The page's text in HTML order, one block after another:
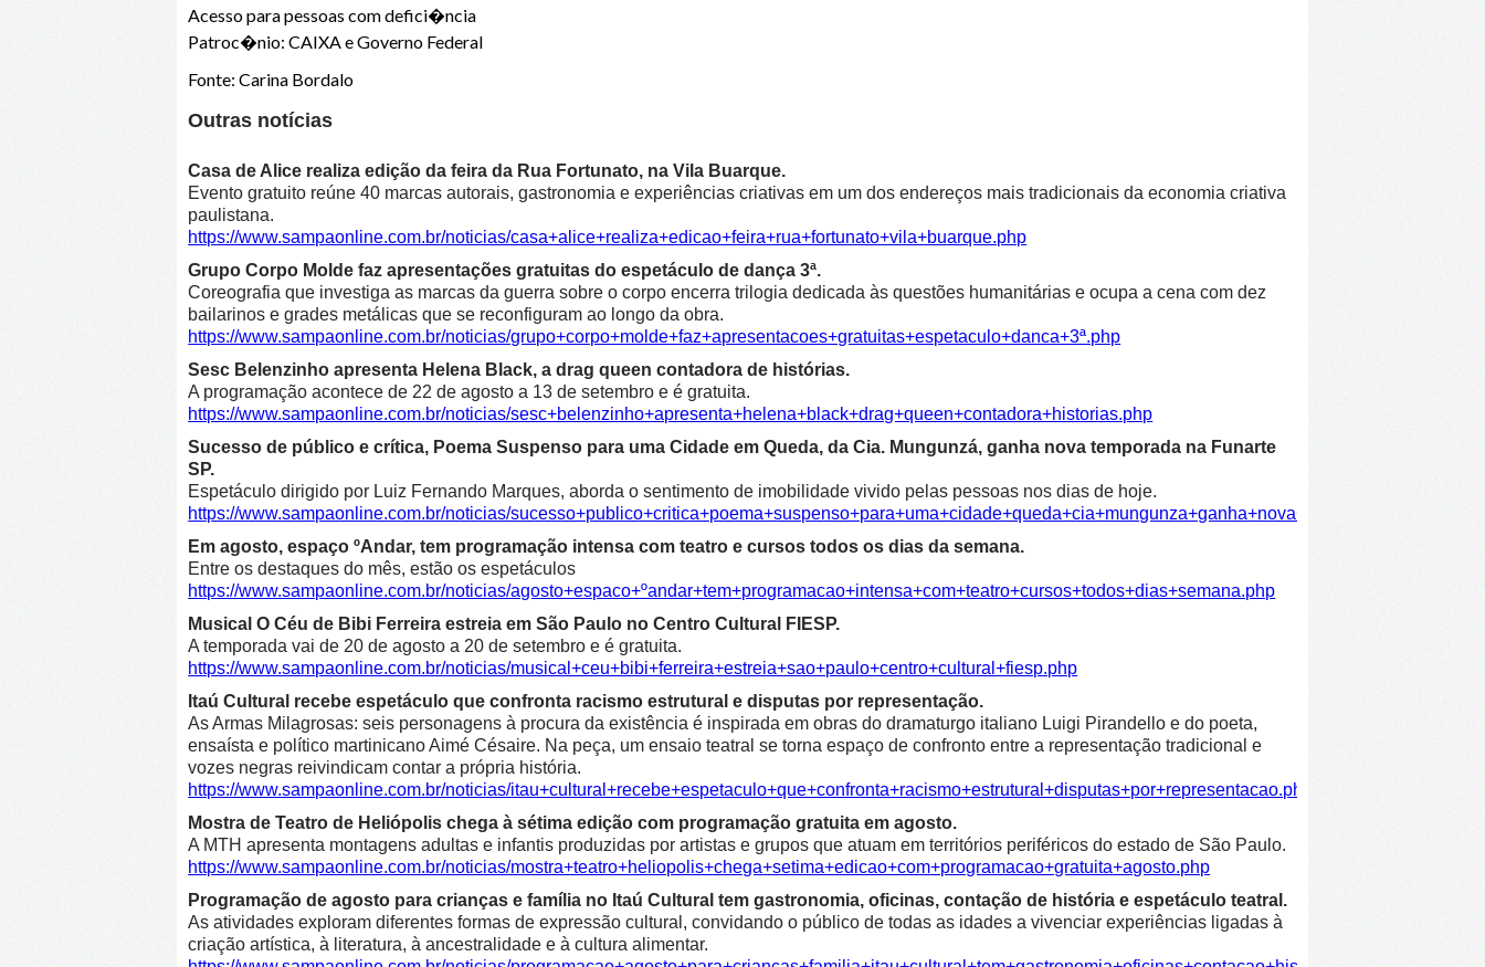
Acesso para pessoas com defici�ncia
Patroc�nio: CAIXA e Governo Federal
Fonte: Carina Bordalo
Outras notícias
Casa de Alice realiza edição da feira da Rua Fortunato, na Vila Buarque.
Evento gratuito reúne 40 marcas autorais, gastronomia e experiências criativas em um dos endereços mais tradicionais da economia criativa
paulistana.
https://www.sampaonline.com.br/noticias/casa+alice+realiza+edicao+feira+rua+fortunato+vila+buarque.php
Grupo Corpo Molde faz apresentações gratuitas do espetáculo de dança 3ª.
Coreografia que investiga as marcas da guerra sobre o corpo encerra trilogia dedicada às questões humanitárias e ocupa a cena com dez
bailarinos e grades metálicas que se reconfiguram ao longo da obra.
https://www.sampaonline.com.br/noticias/grupo+corpo+molde+faz+apresentacoes+gratuitas+espetaculo+danca+3ª.php
Sesc Belenzinho apresenta Helena Black, a drag queen contadora de histórias.
A programação acontece de 22 de agosto a 13 de setembro e é gratuita.
https://www.sampaonline.com.br/noticias/sesc+belenzinho+apresenta+helena+black+drag+queen+contadora+historias.php
Sucesso de público e crítica, Poema Suspenso para uma Cidade em Queda, da Cia. Mungunzá, ganha nova temporada na Funarte
SP.
Espetáculo dirigido por Luiz Fernando Marques, aborda o sentimento de imobilidade vivido pelas pessoas nos dias de hoje.
https://www.sampaonline.com.br/noticias/
Em agosto, espaço ºAndar, tem programação intensa com teatro e cursos todos os dias da semana.
Entre os destaques do mês, estão os espetáculos
https://www.sampaonline.com.br/noticias/agosto+espaco+ºandar+tem+programacao+intensa+com+teatro+cursos+todos+dias+semana.php
Musical O Céu de Bibi Ferreira estreia em São Paulo no Centro Cultural FIESP.
A temporada vai de 20 de agosto a 20 de setembro e é gratuita.
https://www.sampaonline.com.br/noticias/musical+ceu+bibi+ferreira+estreia+sao+paulo+centro+cultural+fiesp.php
Itaú Cultural recebe espetáculo que confronta racismo estrutural e disputas por representação.
As Armas Milagrosas: seis personagens à procura da existência é inspirada em obras do dramaturgo italiano Luigi Pirandello e do poeta,
ensaísta e político martinicano Aimé Césaire. Na peça, um ensaio teatral se torna espaço de confronto entre a representação tradicional e
vozes negras reivindicam contar a própria história.
https://www.sampaonline.com.br/noticias/itau+cultural+recebe+espetaculo+que+confronta+racismo+estrutural+disputas+por+representacao.php
Mostra de Teatro de Heliópolis chega à sétima edição com programação gratuita em agosto.
A MTH apresenta montagens adultas e infantis produzidas por artistas e grupos que atuam em territórios periféricos do estado de São Paulo.
https://www.sampaonline.com.br/noticias/mostra+teatro+heliopolis+chega+setima+edicao+com+programacao+gratuita+agosto.php
Programação de agosto para crianças e família no Itaú Cultural tem gastronomia, oficinas, contação de história e espetáculo teatral.
As atividades exploram diferentes formas de expressão cultural, convidando o público de todas as idades a vivenciar experiências ligadas à
criação artística, à literatura, à ancestralidade e à cultura alimentar.